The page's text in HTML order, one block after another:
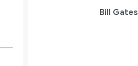
Bill Gates